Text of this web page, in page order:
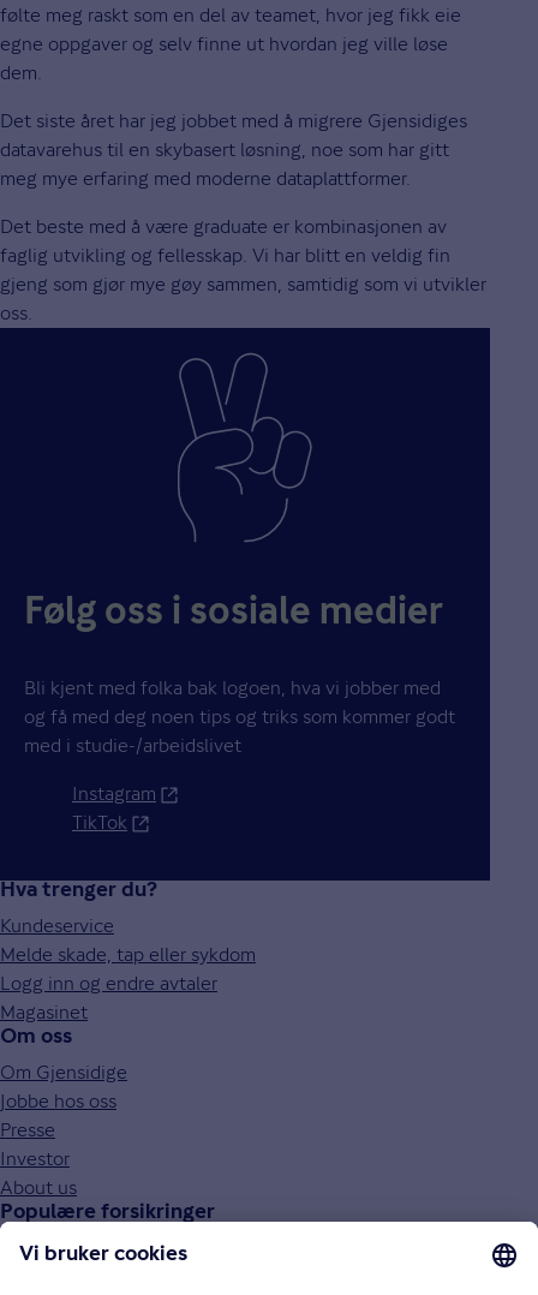
følte meg raskt som en del av teamet, hvor jeg fikk eie
egne oppgaver og selv finne ut hvordan jeg ville løse
dem.
Det siste året har jeg jobbet med å migrere Gjensidiges
datavarehus til en skybasert løsning, noe som har gitt
meg mye erfaring med moderne dataplattformer.
Det beste med å være graduate er kombinasjonen av
faglig utvikling og fellesskap. Vi har blitt en veldig fin
gjeng som gjør mye gøy sammen, samtidig som vi utvikler
oss.
Følg oss i sosiale medier
Bli kjent med folka bak logoen, hva vi jobber med
og få med deg noen tips og triks som kommer godt
med i studie-/arbeidslivet
Instagram
TikTok
Hva trenger du?
Kundeservice
Melde skade, tap eller sykdom
Logg inn og endre avtaler
Magasinet
Om oss
Om Gjensidige
Jobbe hos oss
Presse
Investor
About us
Populære forsikringer
Bilforsikring